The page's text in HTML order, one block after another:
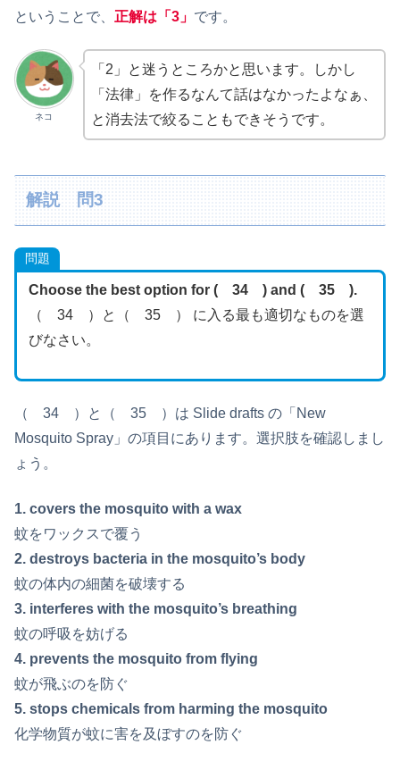
ということで、 正解は「3」 です。
ネコ
「2」と迷うところかと思います。しかし
「法律」を作るなんて話はなかったよなぁ、
と消去法で絞ることもできそうです。
解説 問3
問題
Choose the best option for ( 34 ) and ( 35 ).
（ 34 ）と（ 35 ） に入る最も適切なものを選
びなさい。
（ 34 ）と（ 35 ）は Slide drafts の「New
Mosquito Spray」の項目にあります。選択肢を確認しまし
ょう。
1. covers the mosquito with a wax
蚊をワックスで覆う
2. destroys bacteria in the mosquito’s body
蚊の体内の細菌を破壊する
3. interferes with the mosquito’s breathing
蚊の呼吸を妨げる
4. prevents the mosquito from flying
蚊が飛ぶのを防ぐ
5. stops chemicals from harming the mosquito
化学物質が蚊に害を及ぼすのを防ぐ